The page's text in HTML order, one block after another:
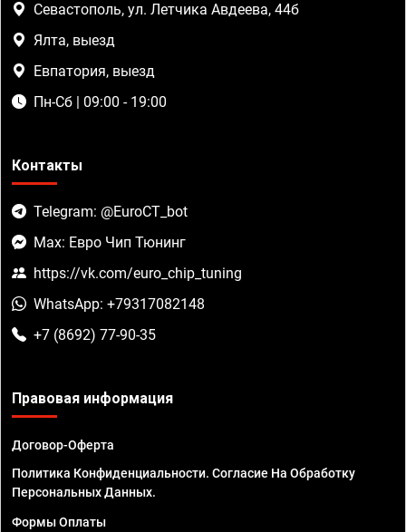
Севастополь, ул. Летчика Авдеева, 44б
Ялта, выезд
Евпатория, выезд
Пн-Сб | 09:00 - 19:00
Контакты
Telegram: @EuroCT_bot
Max: Евро Чип Тюнинг
https://vk.com/euro_chip_tuning
WhatsApp: +79317082148
+7 (8692) 77-90-35
Правовая информация
Договор-Оферта
Политика Конфиденциальности. Согласие На Обработку
Персональных Данных.
Формы Оплаты